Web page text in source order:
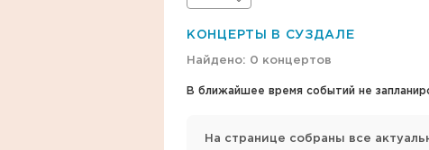
КОНЦЕРТЫ В СУЗДАЛЕ
Найдено: 0 концертов
В ближайшее время событий не
На странице собраны все